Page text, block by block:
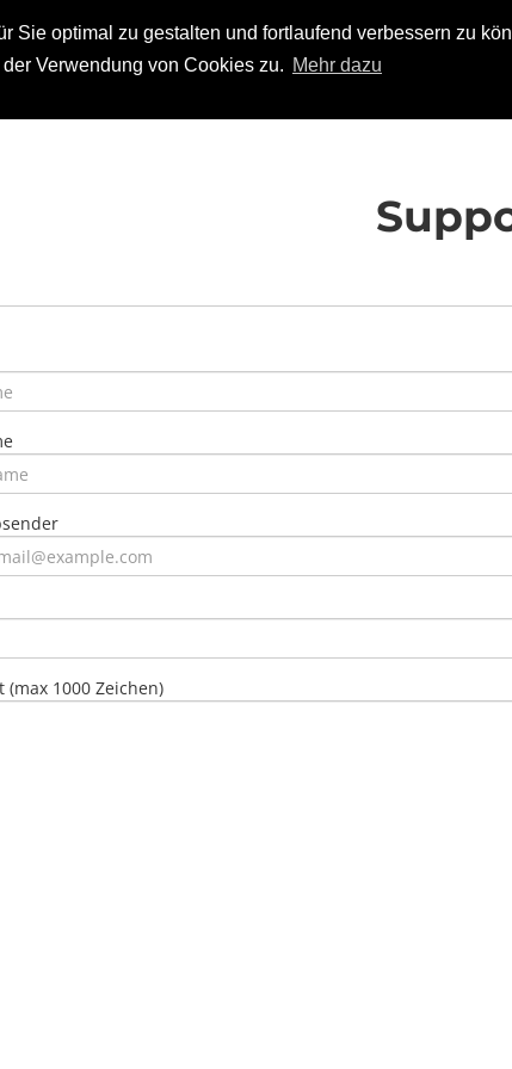
Sie optimal zu gestalten und fortlaufend verbessern zu
Verwendung von Cookies zu. Mehr dazu
(max 1000 Zeichen)